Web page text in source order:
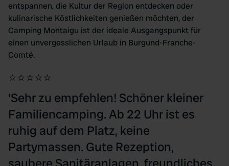
entspannen, die Kultur der Region entdecken oder
kulinarische Köstlichkeiten genießen möchten, der
Camping Montaigu ist der ideale Ausgangspunkt für
einen unvergesslichen Urlaub in Burgund-Franche-
Comté.
⭐⭐⭐⭐⭐
'Sehr zu empfehlen! Schöner kleiner
Familiencamping. Ab 22 Uhr ist es
ruhig auf dem Platz, keine
Partymassen. Gute Rezeption,